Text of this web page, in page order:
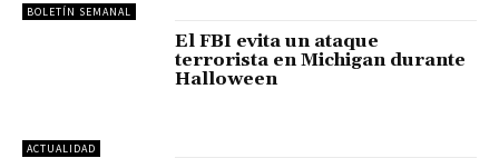
BOLETÍN SEMANAL
ACTUALIDAD
El FBI evita un ataque
terrorista en Michigan durante
Halloween